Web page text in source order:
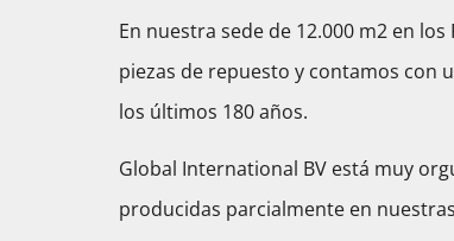
En nuestra sede de 12.000 m2 en
piezas de repuesto y contamos con
los últimos 180 años.
Global International BV está muy
producidas parcialmente en